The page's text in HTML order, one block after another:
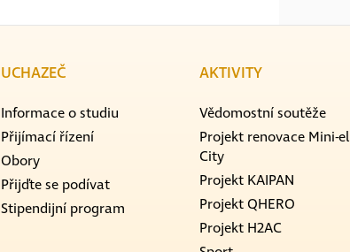
UCHAZEČ
Informace o studiu
Přijímací řízení
Obory
Přijďte se podívat
Stipendijní program
AKTIVITY
Vědomostní soutěže
Projekt renovace Mini-el
City
Projekt KAIPAN
Projekt QHERO
Projekt H2AC